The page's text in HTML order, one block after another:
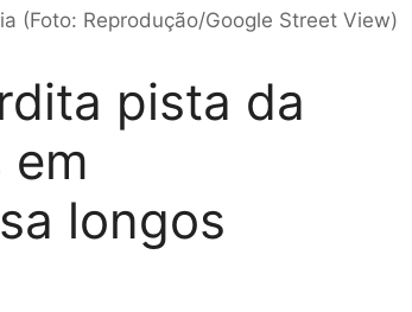
(Foto: Reprodução/Google Street View)
pista da
em
longos